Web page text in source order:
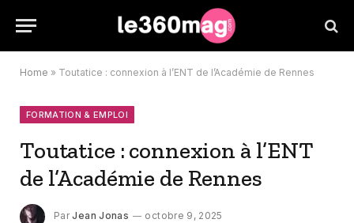
Home » Toutatice : connexion à l’ENT de l’Académie de Rennes
FORMATION & EMPLOI
Toutatice : connexion à l’ENT
de l’Académie de Rennes
Par Jean Jonas
octobre 9, 2025